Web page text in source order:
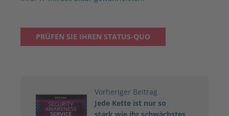
PRÜFEN SIE IHREN STATUS-QUO
Vorheriger Beitrag
Jede Kette ist nur so